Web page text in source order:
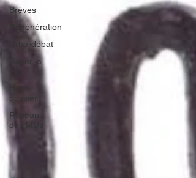
Brèves
Régénération
Urba-débat
Rêver la
dossier
Réseau
des MUs